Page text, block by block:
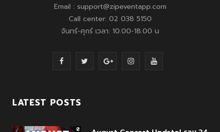
Email : support@zipeventapp.com
Call center: 02 038 5150
จันทร์-ศุกร์ เวลา: 10.00-18.00 น
F
c
G
I
Y
LATEST POSTS